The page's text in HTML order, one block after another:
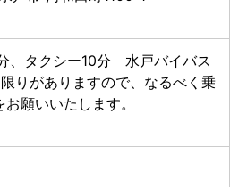
、タクシー10分 水戸バイバス
りがありますので、なるべく乗
願いいたします。